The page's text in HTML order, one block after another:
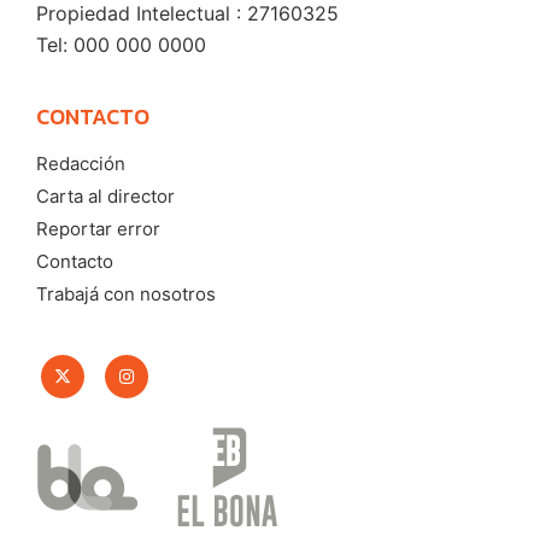
Propiedad Intelectual : 27160325
Tel: 000 000 0000
CONTACTO
Redacción
Carta al director
Reportar error
Contacto
Trabajá con nosotros